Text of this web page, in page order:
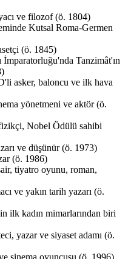
ve filozof (ö. 1804)
Kutsal Roma-Germen
(ö. 1845)
İmparatorluğu'nda Tanzimât'ın
asker, baloncu ve ilk hava
yönetmeni ve aktör (ö.
Nobel Ödülü sahibi
ve düşünür (ö. 1973)
(ö. 1986)
tiyatro oyunu, roman,
ve yakın tarih yazarı (ö.
ilk kadın mimarlarından biri
yazar ve siyaset adamı (ö.
sinema oyuncusu (ö. 1996)